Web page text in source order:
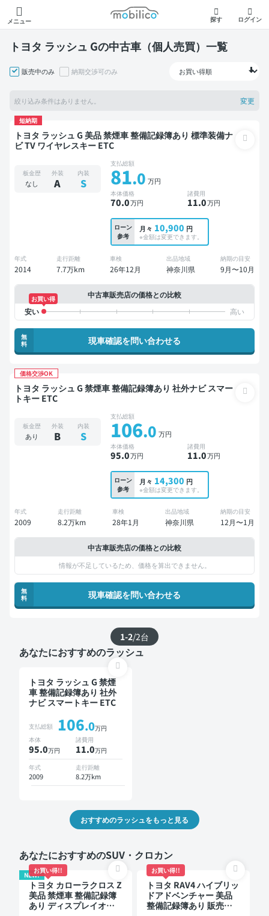
メニュー
モビリコ
探す ログイン
トヨタ ラッシュ Gの中古車（個人売買）一覧
販売中のみ 納期交渉可のみ
絞り込み条件はありません。 変更
短納期
トヨタ ラッシュ G 美品 禁煙車 整備記録簿あり 標準装備ナ
ビ TV ワイヤレスキー ETC
板金歴
なし
外装
A
内装
S
支払総額
81.0 万円
本体価格
70.0万円
諸費用
11.0万円
ローン
参考
月々 10,900 円
※金額は変更できます。
年式
2014
走行距離
7.7万km
車検
26年12月
出品地域
神奈川県
納期の目安
9月〜10月
中古車販売店の価格との比較
お買い得
無
料
現車確認を問い合わせる
価格交渉OK
トヨタ ラッシュ G 禁煙車 整備記録簿あり 社外ナビ スマー
トキー ETC
板金歴
あり
外装
B
内装
S
支払総額
106.0 万円
本体価格
95.0万円
諸費用
11.0万円
ローン
参考
月々 14,300 円
※金額は変更できます。
年式
2009
走行距離
8.2万km
車検
28年1月
出品地域
神奈川県
納期の目安
12月〜1月
中古車販売店の価格との比較
情報が不足しているため、価格を算出できません。
無
料
現車確認を問い合わせる
1-2/2台
あなたにおすすめのラッシュ
トヨタ ラッシュ G 禁煙
車 整備記録簿あり 社外
ナビ スマートキー ETC
支払総額 106.0万円
本体
95.0万円
諸費用
11.0万円
年式
2009
走行距離
8.2万km
おすすめのラッシュをもっと見る
あなたにおすすめのSUV・クロカン
NEW!
お買い得!!
トヨタ カローラクロス Z
美品 禁煙車 整備記録簿
あり ディスプレイオー
お買い得!!
トヨタ RAV4 ハイブリッ
ドアドベンチャー 美品
整備記録簿あり 販売店